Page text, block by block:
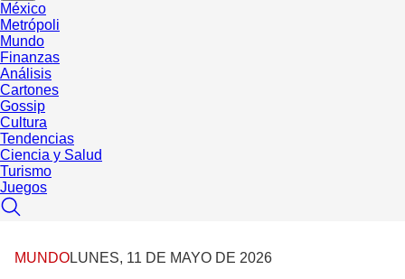
México
Metrópoli
Mundo
Finanzas
Análisis
Cartones
Gossip
Cultura
Tendencias
Ciencia y Salud
Turismo
Juegos
MUNDOLUNES, 11 DE MAYO DE 2026